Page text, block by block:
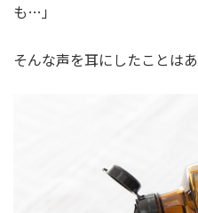
も…」
そんな声を耳にしたことは